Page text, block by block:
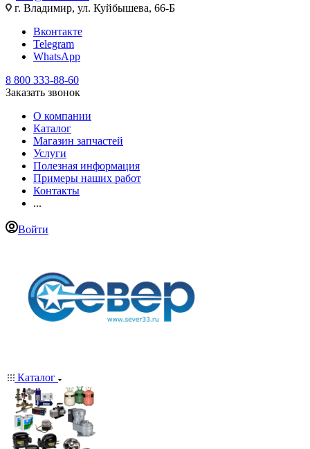
г. Владимир, ул. Куйбышева, 66-Б
Вконтакте
Telegram
WhatsApp
8 800 333-88-60
Заказать звонок
О компании
Каталог
Магазин запчастей
Услуги
Полезная информация
Примеры наших работ
Контакты
...
Войти
Каталог